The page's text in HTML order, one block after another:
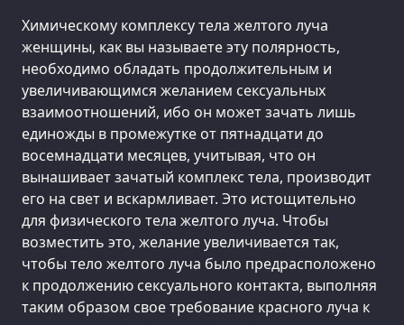
Химическому комплексу тела желтого луча
женщины, как вы называете эту полярность,
необходимо обладать продолжительным и
увеличивающимся желанием сексуальных
взаимоотношений, ибо он может зачать лишь
единожды в промежутке от пятнадцати до
восемнадцати месяцев, учитывая, что он
вынашивает зачатый комплекс тела, производит
его на свет и вскармливает. Это истощительно
для физического тела желтого луча. Чтобы
возместить это, желание увеличивается так,
чтобы тело желтого луча было предрасположено
к продолжению сексуального контакта, выполняя
таким образом свое требование красного луча к